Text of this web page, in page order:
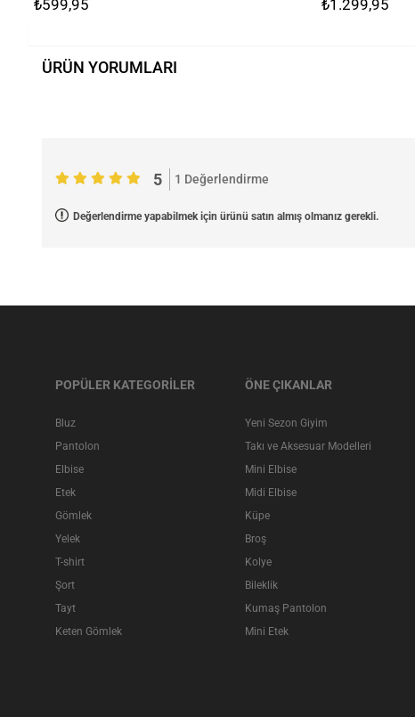
₺599,95 ₺1.299,95
ÜRÜN YORUMLARI
5 1 Değerlendirme
Değerlendirme yapabilmek için ürünü satın almış olmanız gerekli.
POPÜLER KATEGORİLER
Bluz
Pantolon
Elbise
Etek
Gömlek
Yelek
T-shirt
Şort
Tayt
Keten Gömlek
ÖNE ÇIKANLAR
Yeni Sezon Giyim
Takı ve Aksesuar Modelleri
Mini Elbise
Midi Elbise
Küpe
Broş
Kolye
Bileklik
Kumaş Pantolon
Mini Etek